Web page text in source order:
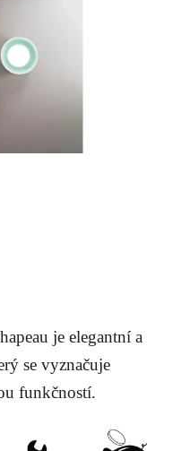
je elegantní a
se vyznačuje
funkčností.